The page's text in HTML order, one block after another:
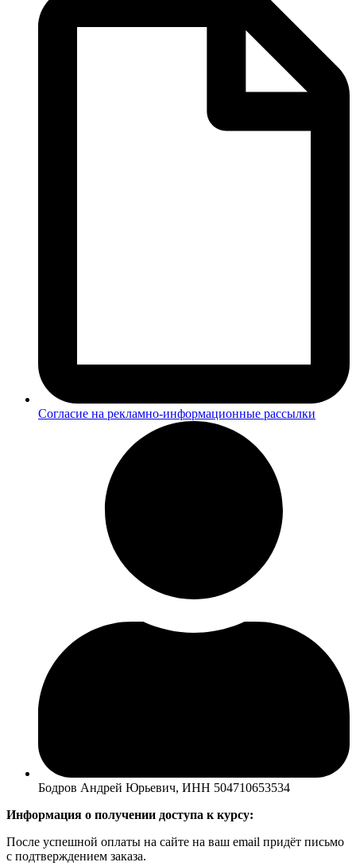
Согласие на рекламно-информационные рассылки
Бодров Андрей Юрьевич, ИНН 504710653534
Информация о получении доступа к курсу:
После успешной оплаты на сайте на ваш email придёт письмо
с подтверждением заказа.